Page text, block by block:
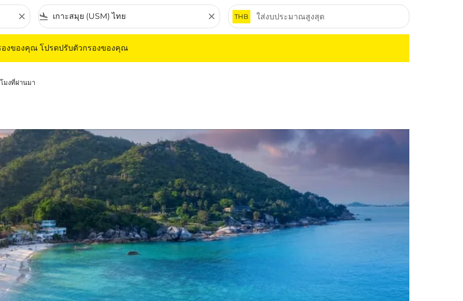
close flight_land close THB
งของคุณ โปรดปรับตัวกรองของคุณ
มงที่ผ่านมา